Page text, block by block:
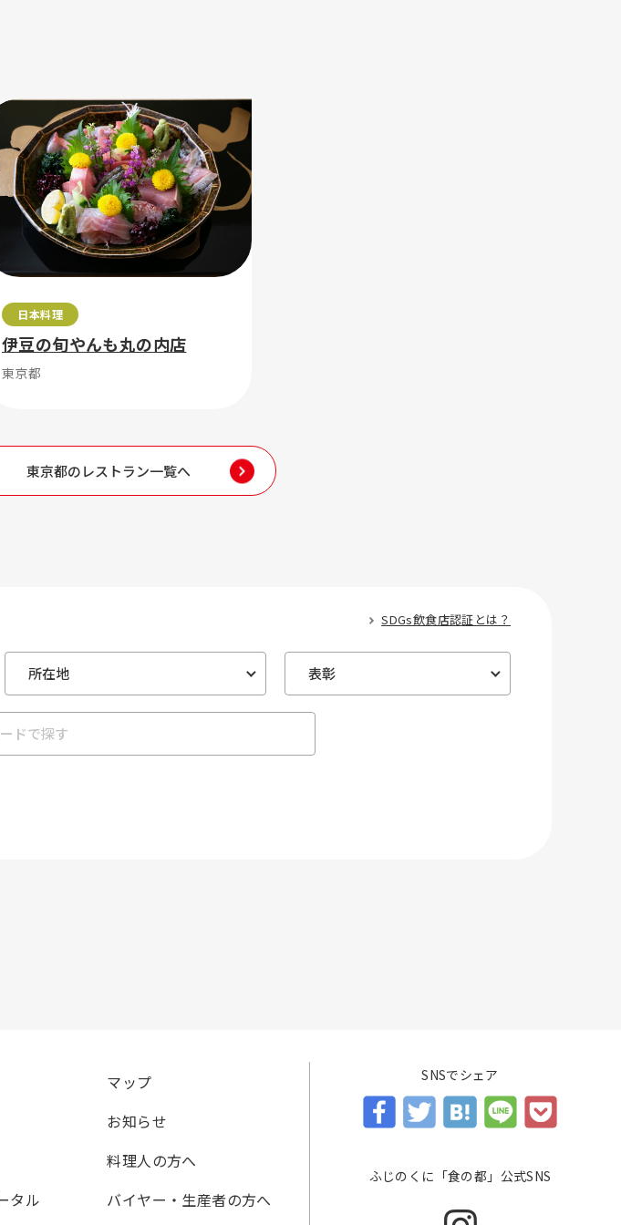
日本料理
伊豆の旬やんも丸の内店
東京都
東京都のレストラン一覧へ
SDGs飲食店認証とは？
タル
マップ
お知らせ
料理人の方へ
バイヤー・生産者の方へ
SNSでシェア
ふじのくに「食の都」公式SNS